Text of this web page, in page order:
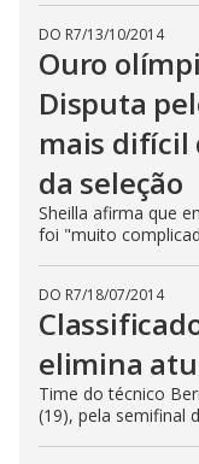
DO R7/13/10/2014
Ouro
Disputa
mais difícil
da seleção
Sheilla afirma que
foi "muito
DO R7/18/07/2014
elimina
Time do técnico
(19), pela semifinal